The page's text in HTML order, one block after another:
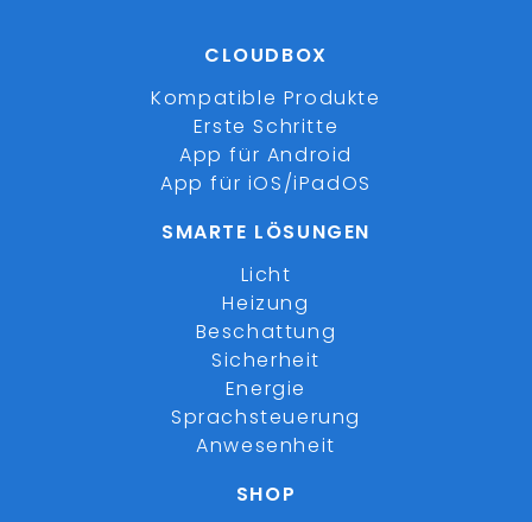
CLOUDBOX
Kompatible Produkte
Erste Schritte
App für Android
App für iOS/iPadOS
SMARTE LÖSUNGEN
Licht
Heizung
Beschattung
Sicherheit
Energie
Sprachsteuerung
Anwesenheit
SHOP